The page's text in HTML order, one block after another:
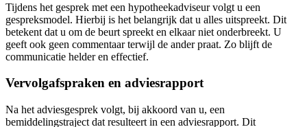
Tijdens het gesprek met een hypotheekadviseur volgt u een
gespreksmodel. Hierbij is het belangrijk dat u alles uitspreekt. Dit
betekent dat u om de beurt spreekt en elkaar niet onderbreekt. U
geeft ook geen commentaar terwijl de ander praat. Zo blijft de
communicatie helder en effectief.
Vervolgafspraken en adviesrapport
Na het adviesgesprek volgt, bij akkoord van u, een
bemiddelingstraject dat resulteert in een adviesrapport. Dit